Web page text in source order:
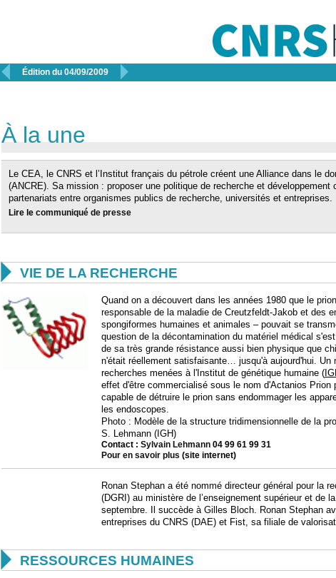
 Édition du 04/09/2009 
À la une
Le CEA, le CNRS et l’Institut français du pétrole créent une Alliance dans le
(ANCRE). Sa mission : proposer une politique de recherche et développement
partenariats entre organismes publics de recherche, universités et entreprises.
Lire le communiqué de presse
 VIE DE LA RECHERCHE
Quand on a découvert dans les années 1980 que le
responsable de la maladie de Creutzfeldt-Jakob et des
spongiformes humaines et animales – pouvait se
question de la décontamination du matériel médical
de sa très grande résistance aussi bien physique que
n'était réellement satisfaisante… jusqu'à aujourd'hui. Un
recherches menées à l'Institut de génétique humaine (
effet d'être commercialisé sous le nom d'Actanios Prion
capable de détruire le prion sans endommager les
les endoscopes.
Photo : Modèle de la structure tridimensionnelle de la
S. Lehmann (IGH)
Contact : Sylvain Lehmann 04 99 61 99 31
Pour en savoir plus (site internet)
Ronan Stephan a été nommé directeur général pour la
(DGRI) au ministère de l’enseignement supérieur et de
septembre. Il succède à Gilles Bloch. Ronan Stephan
entreprises du CNRS (DAE) et Fist, sa filiale de
 RESSOURCES HUMAINES